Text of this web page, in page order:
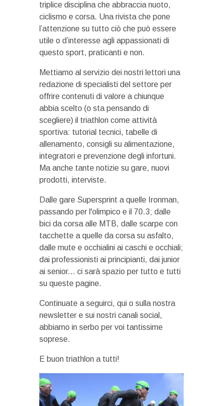
triplice disciplina che abbraccia nuoto,
ciclismo e corsa. Una rivista che pone
l’attenzione su tutto ciò che può essere
utile o d’interesse agli appassionati di
questo sport, praticanti e non.
Mettiamo al servizio dei nostri lettori una
redazione di specialisti del settore per
offrire contenuti di valore a chiunque
abbia scelto (o sta pensando di
scegliere) il triathlon come attività
sportiva: tutorial tecnici, tabelle di
allenamento, consigli su alimentazione,
integratori e prevenzione degli infortuni.
Ma anche tante notizie su gare, nuovi
prodotti, interviste.
Dalle gare Supersprint a quelle Ironman,
passando per l'olimpico e il 70.3; dalle
bici da corsa alle MTB, dalle scarpe con
tacchette a quelle da corsa su asfalto,
dalle mute e occhialini ai caschi e occhiali;
dai professionisti ai principianti, dai junior
ai senior... ci sarà spazio per tutto e tutti
su queste pagine.
Continuate a seguirci, qui o sulla nostra
newsletter e sui nostri canali social,
abbiamo in serbo per voi tantissime
soprese.
E buon triathlon a tutti!